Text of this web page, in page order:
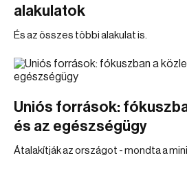
alakulatok
És az összes többi alakulat is.
Uniós források:
és az egészségügy
Átalakítják az országot - mondta a